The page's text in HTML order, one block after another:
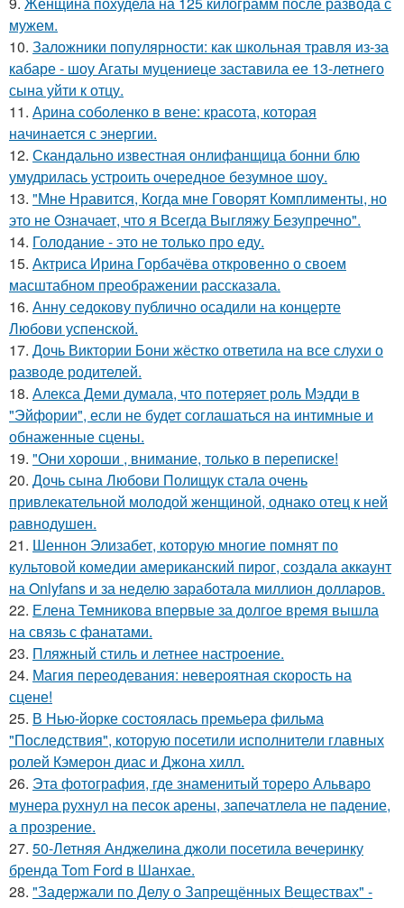
мужем.
10. Заложники популярности: как школьная травля из-за
кабаре - шоу Агаты муцениеце заставила ее 13-летнего
сына уйти к отцу.
11. Арина соболенко в вене: красота, которая
начинается с энергии.
12. Скандально известная онлифанщица бонни блю
умудрилась устроить очередное безумное шоу.
13. "Мне Нравится, Когда мне Говорят Комплименты, но
это не Означает, что я Всегда Выгляжу Безупречно".
14. Голодание - это не только про еду.
15. Актриса Ирина Горбачёва откровенно о своем
масштабном преображении рассказала.
16. Анну седокову публично осадили на концерте
Любови успенской.
17. Дочь Виктории Бони жёстко ответила на все слухи о
разводе родителей.
18. Алекса Деми думала, что потеряет роль Мэдди в
"Эйфории", если не будет соглашаться на интимные и
обнаженные сцены.
19. "Они хороши , внимание, только в переписке!
20. Дочь сына Любови Полищук стала очень
привлекательной молодой женщиной, однако отец к ней
равнодушен.
21. Шеннон Элизабет, которую многие помнят по
культовой комедии американский пирог, создала аккаунт
на Onlyfans и за неделю заработала миллион долларов.
22. Елена Темникова впервые за долгое время вышла
на связь с фанатами.
23. Пляжный стиль и летнее настроение.
24. Магия переодевания: невероятная скорость на
сцене!
25. В Нью-йорке состоялась премьера фильма
"Последствия", которую посетили исполнители главных
ролей Кэмерон диас и Джона хилл.
26. Эта фотография, где знаменитый тореро Альваро
мунера рухнул на песок арены, запечатлела не падение,
а прозрение.
27. 50-Летняя Анджелина джоли посетила вечеринку
бренда Tom Ford в Шанхае.
28. "Задержали по Делу о Запрещённых Веществах" -